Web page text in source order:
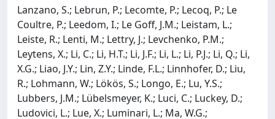
Lanzano, S.; Lebrun, P.; Lecomte, P.; Lecoq, P.; Le
Coultre, P.; Leedom, I.; Le Goff, J.M.; Leistam, L.;
Leiste, R.; Lenti, M.; Lettry, J.; Levchenko, P.M.;
Leytens, X.; Li, C.; Li, H.T.; Li, J.F.; Li, L.; Li, P.J.; Li, Q.; Li,
X.G.; Liao, J.Y.; Lin, Z.Y.; Linde, F.L.; Linnhofer, D.; Liu,
R.; Lohmann, W.; Lökös, S.; Longo, E.; Lu, Y.S.;
Lubbers, J.M.; Lübelsmeyer, K.; Luci, C.; Luckey, D.;
Ludovici, L.; Lue, X.; Luminari, L.; Ma, W.G.;